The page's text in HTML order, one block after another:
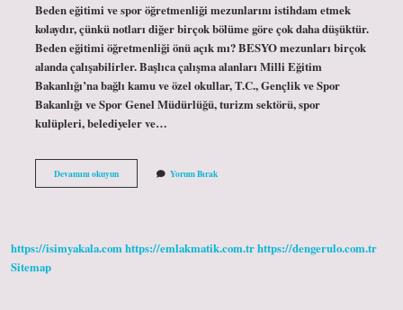
Beden eğitimi ve spor öğretmenliği mezunlarını istihdam etmek
kolaydır, çünkü notları diğer birçok bölüme göre çok daha düşüktür.
Beden eğitimi öğretmenliği önü açık mı? BESYO mezunları birçok
alanda çalışabilirler. Başlıca çalışma alanları Milli Eğitim
Bakanlığı’na bağlı kamu ve özel okullar, T.C., Gençlik ve Spor
Bakanlığı ve Spor Genel Müdürlüğü, turizm sektörü, spor
kulüpleri, belediyeler ve…
Devamını okuyunBeden
Öğretmenliğinin
Yorum Bırak
https://isimyakala.comhttps://emlakmatik.com.trhttps://dengerulo.com.tr
Sitemap